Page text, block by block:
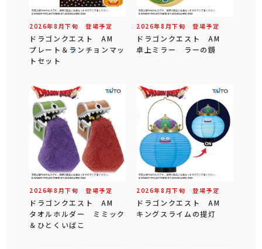
2026年8 月下旬 登場予定
ドラゴンクエスト AM
プレート＆ランチョンマッ
トセット
2026年8 月下旬 登場予定
ドラゴンクエスト AM
卓上ミラー ラーの鏡
2026年8 月下旬 登場予定
ドラゴンクエスト AM
タオルホルダー ミミック
＆ひとくいばこ
2026年8 月下旬 登場予定
ドラゴンクエスト AM
キングスライムの提灯